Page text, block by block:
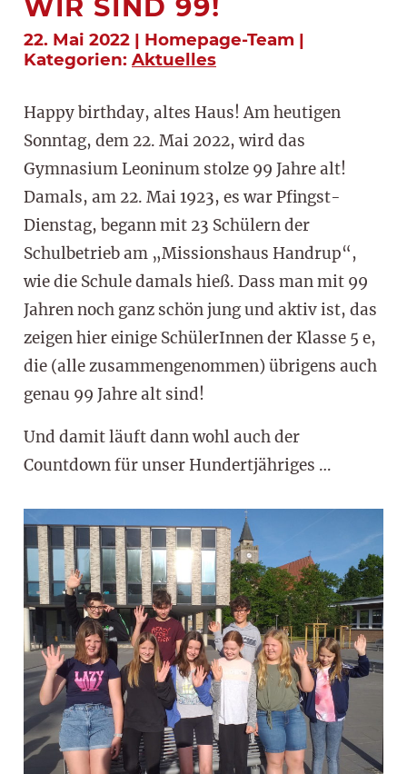
WIR SIND 99!
22. Mai 2022 | Homepage-Team |
Kategorien: Aktuelles
Happy birthday, altes Haus! Am heutigen
Sonntag, dem 22. Mai 2022, wird das
Gymnasium Leoninum stolze 99 Jahre alt!
Damals, am 22. Mai 1923, es war Pfingst-
Dienstag, begann mit 23 Schülern der
Schulbetrieb am „Missionshaus Handrup“,
wie die Schule damals hieß. Dass man mit 99
Jahren noch ganz schön jung und aktiv ist, das
zeigen hier einige SchülerInnen der Klasse 5 e,
die (alle zusammengenommen) übrigens auch
genau 99 Jahre alt sind!
Und damit läuft dann wohl auch der
Countdown für unser Hundertjähriges …